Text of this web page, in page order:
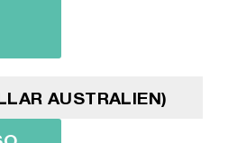
AUSTRALIEN)